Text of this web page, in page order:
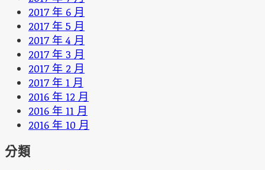
2017 年 6 月
2017 年 5 月
2017 年 4 月
2017 年 3 月
2017 年 2 月
2017 年 1 月
2016 年 12 月
2016 年 11 月
2016 年 10 月
分類